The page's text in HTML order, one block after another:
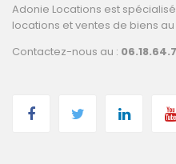
Adonie Locations est
locations et ventes de biens
Contactez-nous au :